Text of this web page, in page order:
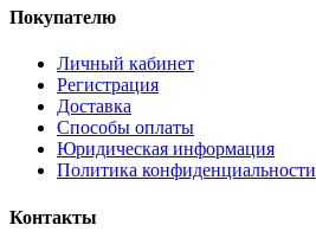
Покупателю
Личный кабинет
Регистрация
Доставка
Способы оплаты
Юридическая информация
Политика конфиденциальности
Контакты